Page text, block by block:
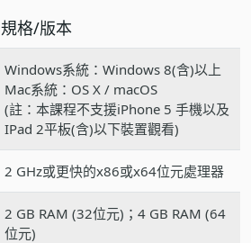
規格/版本
Windows系統：Windows 8(含)以上
Mac系統：OS X / macOS
(註：本課程不支援iPhone 5 手機以及
IPad 2平板(含)以下裝置觀看)
2 GHz或更快的x86或x64位元處理器
2 GB RAM (32位元)；4 GB RAM (64
位元)